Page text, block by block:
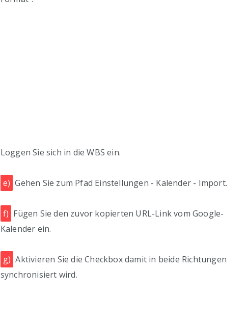
Loggen Sie sich in die WBS ein.
e) Gehen Sie zum Pfad Einstellungen - Kalender - Import.
f) Fügen Sie den zuvor kopierten URL-Link vom Google-
Kalender ein.
g) Aktivieren Sie die Checkbox damit in beide Richtungen
synchronisiert wird.